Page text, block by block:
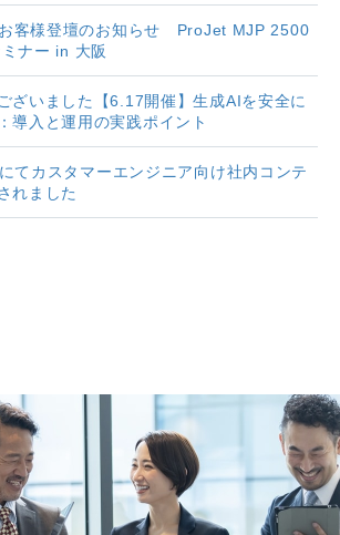
お客様登壇のお知らせ ProJet MJP 2500
ナー in 大阪
ざいました【6.17開催】生成AIを安全に
導入と運用の実践ポイント
てカスタマーエンジニア向け社内コンテ
れました